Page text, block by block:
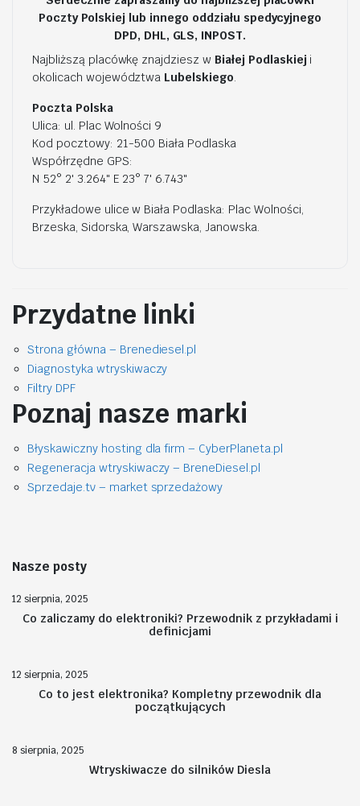
Poczty Polskiej lub innego oddziału spedycyjnego
DPD, DHL, GLS, INPOST.
Najbliższą placówkę znajdziesz w Białej Podlaskiej i
okolicach województwa Lubelskiego.
Poczta Polska
Ulica: ul. Plac Wolności 9
Kod pocztowy: 21-500 Biała Podlaska
Współrzędne GPS:
N 52° 2' 3.264" E 23° 7' 6.743"
Przykładowe ulice w Biała Podlaska: Plac Wolności,
Brzeska, Sidorska, Warszawska, Janowska.
Przydatne linki
Strona główna – Brenediesel.pl
Diagnostyka wtryskiwaczy
Filtry DPF
Poznaj nasze marki
Błyskawiczny hosting dla firm – CyberPlaneta.pl
Regeneracja wtryskiwaczy – BreneDiesel.pl
Sprzedaje.tv – market sprzedażowy
Nasze posty
12 sierpnia, 2025
Co zaliczamy do elektroniki? Przewodnik z przykładami i
definicjami
12 sierpnia, 2025
Co to jest elektronika? Kompletny przewodnik dla
początkujących
8 sierpnia, 2025
Wtryskiwacze do silników Diesla